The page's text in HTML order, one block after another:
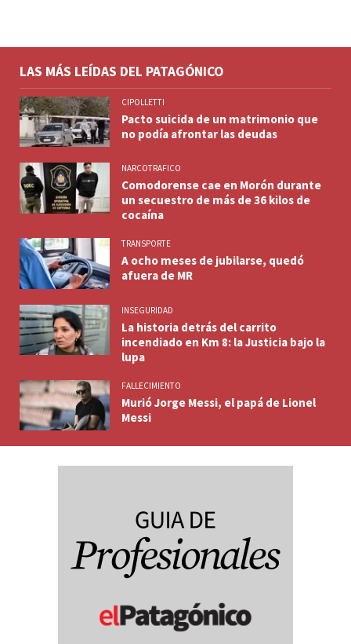
LAS MÁS LEÍDAS DEL PATAGÓNICO
CIPOLLETTI
Pacto suicida de un matrimonio que
no podía afrontar las deudas
NARCOTRAFICO
Comodorense cae en Morón durante
un secuestro de más de 36 kilos de
cocaína
TRANSPORTE
A ocho meses de jubilarse, quedó
afuera de MR
INSEGURIDAD
La historia detrás del carrito
incendiado en Km 8: la Justicia bajo la
lupa
FALLECIMIENTO
Murió Jorge Messi, el papá de Lionel
Messi